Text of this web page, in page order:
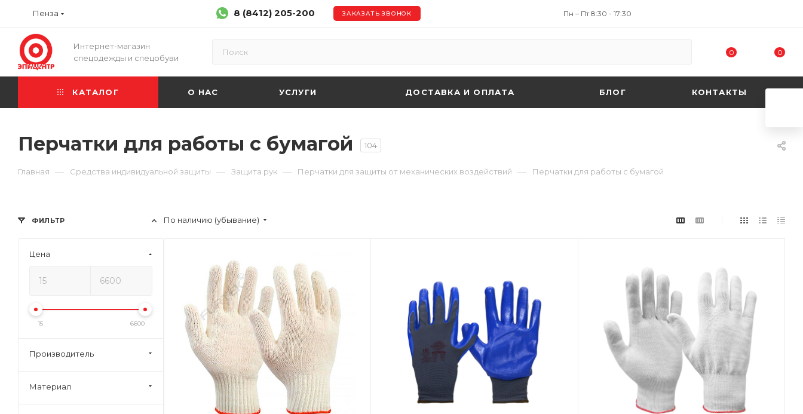
Пенза 8 (8412) 205-200 ЗАКАЗАТЬ ЗВОНОК Пн – Пт 8:30 - 17:30
Интернет-магазин
спецодежды и спецобуви
0 0
КАТАЛОГ О НАС УСЛУГИ ДОСТАВКА И ОПЛАТА БЛОГ КОНТАКТЫ
Перчатки для работы с бумагой 104
Главная — Средства индивидуальной защиты — Защита рук — Перчатки для защиты от механических воздействий — Перчатки для работы с бумагой
По наличию (убывание)
ФИЛЬТР
Цена
15 6600
Производитель
Материал